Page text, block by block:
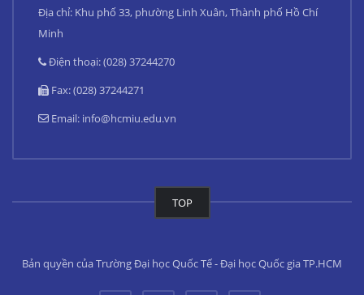
Địa chỉ: Khu phố 33, phường Linh Xuân, Thành phố Hồ Chí
Minh
Điện thoại: (028) 37244270
Fax: (028) 37244271
Email: info@hcmiu.edu.vn
TOP
Bản quyền của Trường Đại học Quốc Tế - Đại học Quốc gia TP.HCM